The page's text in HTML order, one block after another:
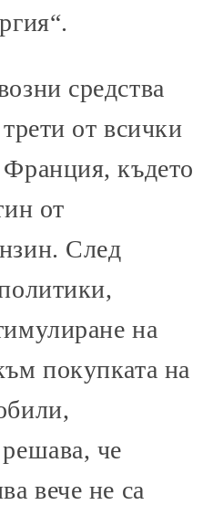
средства
от всички
където
от
След
на
покупката на
че
вече не са